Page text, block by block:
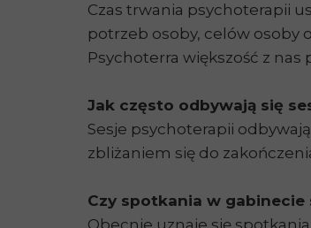
Czas trwania psychoterapii
potrzeb osoby, celów osoby
Psychoterra większość z
Jak często odbywają się
Sesje psychoterapii
zbliżaniem się do
Czy spotkania w
Obecnie uznaje się